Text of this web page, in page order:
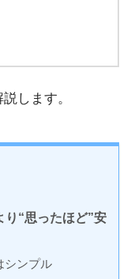
します。
“思ったほど”安
シンプル